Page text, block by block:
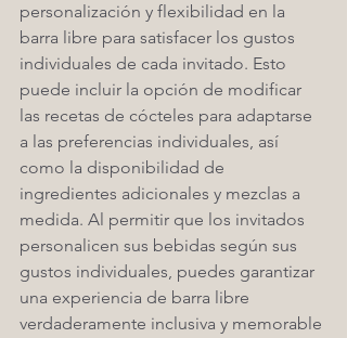
personalización y flexibilidad en la
barra libre para satisfacer los gustos
individuales de cada invitado. Esto
puede incluir la opción de modificar
las recetas de cócteles para adaptarse
a las preferencias individuales, así
como la disponibilidad de
ingredientes adicionales y mezclas a
medida. Al permitir que los invitados
personalicen sus bebidas según sus
gustos individuales, puedes garantizar
una experiencia de barra libre
verdaderamente inclusiva y memorable